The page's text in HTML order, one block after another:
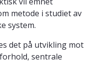
metode i studiet av
system.
det på utvikling mot
sentrale